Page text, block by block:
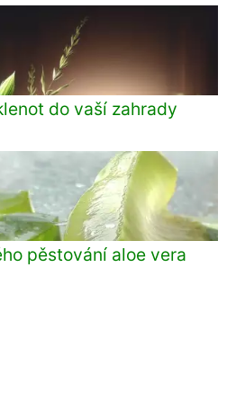
do vaší zahrady
pěstování aloe vera